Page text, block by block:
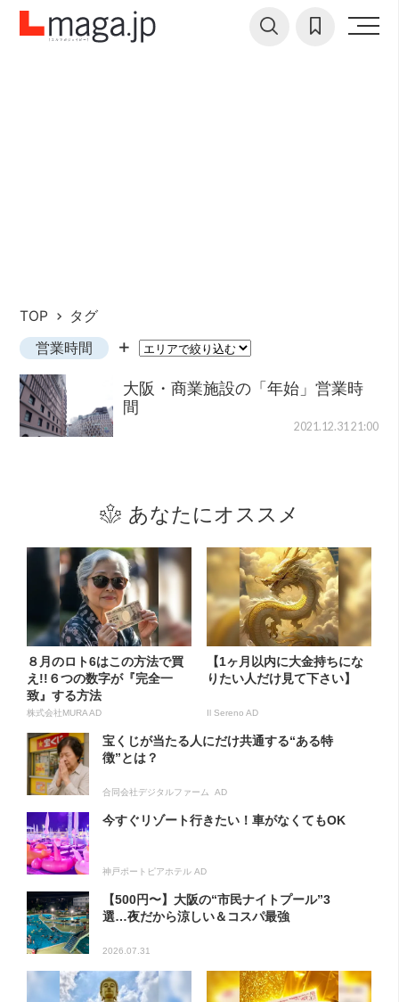
TOP
タグ
営業時間
大阪・商業施設の「年始」営業時
間
2021.12.31 21:00
あなたにオススメ
８月のロト6はこの方法で買
え!!６つの数字が『完全一
致』する方法
株式会社MURA AD
【1ヶ月以内に大金持ちにな
りたい人だけ見て下さい】
Il Sereno AD
宝くじが当たる人にだけ共通する“ある特
徴”とは？
合同会社デジタルファーム AD
今すぐリゾート行きたい！車がなくてもOK
神戸ポートピアホテル AD
【500円〜】大阪の“市民ナイトプール”3
選…夜だから涼しい＆コスパ最強
2026.07.31